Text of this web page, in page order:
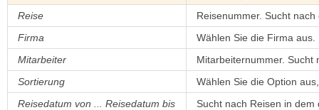
Reise
Reisenummer. Sucht
Firma
Wählen Sie die Firma aus.
Mitarbeiter
Mitarbeiternummer. Sucht
Sortierung
Wählen Sie die Option
Reisedatum von ... Reisedatum bis
Sucht nach Reisen in